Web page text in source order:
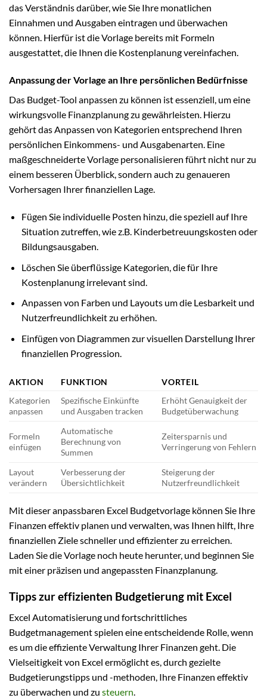
das Verständnis darüber, wie Sie Ihre monatlichen
Einnahmen und Ausgaben eintragen und überwachen
können. Hierfür ist die Vorlage bereits mit Formeln
ausgestattet, die Ihnen die Kostenplanung vereinfachen.
Anpassung der Vorlage an Ihre persönlichen Bedürfnisse
Das Budget-Tool anpassen zu können ist essenziell, um eine
wirkungsvolle Finanzplanung zu gewährleisten. Hierzu
gehört das Anpassen von Kategorien entsprechend Ihren
persönlichen Einkommens- und Ausgabenarten. Eine
maßgeschneiderte Vorlage personalisieren führt nicht nur zu
einem besseren Überblick, sondern auch zu genaueren
Vorhersagen Ihrer finanziellen Lage.
Fügen Sie individuelle Posten hinzu, die speziell auf Ihre
Situation zutreffen, wie z.B. Kinderbetreuungskosten oder
Bildungsausgaben.
Löschen Sie überflüssige Kategorien, die für Ihre
Kostenplanung irrelevant sind.
Anpassen von Farben und Layouts um die Lesbarkeit und
Nutzerfreundlichkeit zu erhöhen.
Einfügen von Diagrammen zur visuellen Darstellung Ihrer
finanziellen Progression.
AKTION FUNKTION
VORTEIL
Kategorien
anpassen
Spezifische Einkünfte
und Ausgaben tracken
Erhöht Genauigkeit der
Budgetüberwachung
Formeln
einfügen
Automatische
Berechnung von
Summen
Zeitersparnis und
Verringerung von Fehlern
Layout
verändern
Verbesserung der
Übersichtlichkeit
Steigerung der
Nutzerfreundlichkeit
Mit dieser anpassbaren Excel Budgetvorlage können Sie Ihre
Finanzen effektiv planen und verwalten, was Ihnen hilft, Ihre
finanziellen Ziele schneller und effizienter zu erreichen.
Laden Sie die Vorlage noch heute herunter, und beginnen Sie
mit einer präzisen und angepassten Finanzplanung.
Tipps zur effizienten Budgetierung mit Excel
Excel Automatisierung und fortschrittliches
Budgetmanagement spielen eine entscheidende Rolle, wenn
es um die effiziente Verwaltung Ihrer Finanzen geht. Die
Vielseitigkeit von Excel ermöglicht es, durch gezielte
Budgetierungstipps und -methoden, Ihre Finanzen effektiv
zu überwachen und zu steuern.